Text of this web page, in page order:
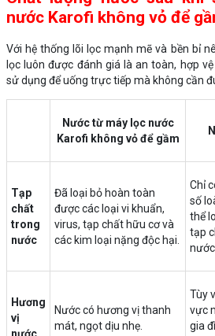
nước Karofi không vỏ để
Với hệ thống lõi lọc mạnh mẽ và bền bỉ
lọc luôn được đánh giá là an toàn, hợp
sử dụng để uống trực tiếp mà không cần
Nước từ máy lọc nước
Karofi không vỏ để gầm
Tạp
chất
trong
nước
Đã loại bỏ hoàn toàn
được các loại vi khuẩn,
virus, tạp chất hữu cơ và
các kim loại nặng độc hại.
Chỉ
số
thể
tạp
nước.
Hương
vị
Nước có hương vị thanh
mát, ngọt dịu nhẹ.
Tùy
vực
gia